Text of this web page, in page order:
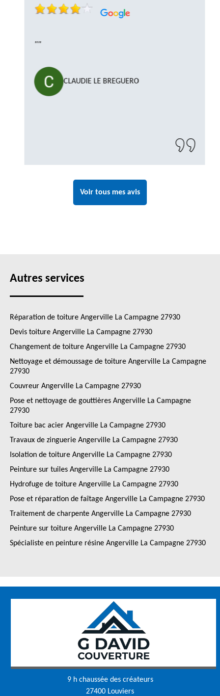
""
CLAUDIE LE BREGUERO
Voir tous mes avis
Autres services
Réparation de toiture Angerville La Campagne 27930
Devis toiture Angerville La Campagne 27930
Changement de toiture Angerville La Campagne 27930
Nettoyage et démoussage de toiture Angerville La Campagne
27930
Couvreur Angerville La Campagne 27930
Pose et nettoyage de gouttières Angerville La Campagne
27930
Toiture bac acier Angerville La Campagne 27930
Travaux de zinguerie Angerville La Campagne 27930
Isolation de toiture Angerville La Campagne 27930
Peinture sur tuiles Angerville La Campagne 27930
Hydrofuge de toiture Angerville La Campagne 27930
Pose et réparation de faîtage Angerville La Campagne 27930
Traitement de charpente Angerville La Campagne 27930
Peinture sur toiture Angerville La Campagne 27930
Spécialiste en peinture résine Angerville La Campagne 27930
9 h chaussée des créateurs
27400 Louviers